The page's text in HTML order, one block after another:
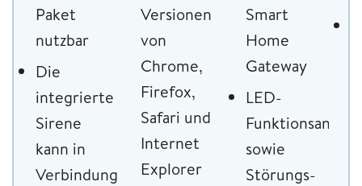
Paket
nutzbar
Die
integrierte
Sirene
kann in
Verbindung
Versionen
von
Chrome,
Firefox,
Safari und
Internet
Explorer
Smart
Home
Gateway
LED-
sowie
Störungs-